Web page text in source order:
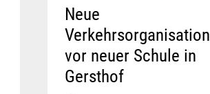
Neue
Verkehrsorganisation
vor neuer Schule in
Gersthof